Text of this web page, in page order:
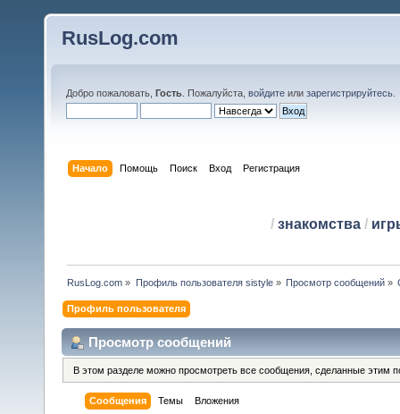
RusLog.com
Добро пожаловать, Гость . Пожалуйста, войдите или зарегистрируйтесь
Начало Помощь Поиск Вход Регистрация
/ знакомства/
RusLog.com » Профиль пользователя sistyle» Просмотр сообщений»
Профиль пользователя
Просмотр сообщений
В этом разделе можно просмотреть все сообщения, сделанные этим
Сообщения Темы Вложения